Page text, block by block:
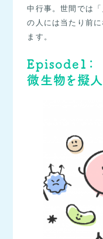
中行事。世間では
の人には当たり前
ます。
Episode1：
微生物を擬